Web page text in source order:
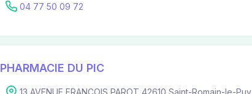
04 77 50 09 72
PHARMACIE DU PIC
13 AVENUE FRANCOIS PAROT 42610 Saint-Romain-le-Puy